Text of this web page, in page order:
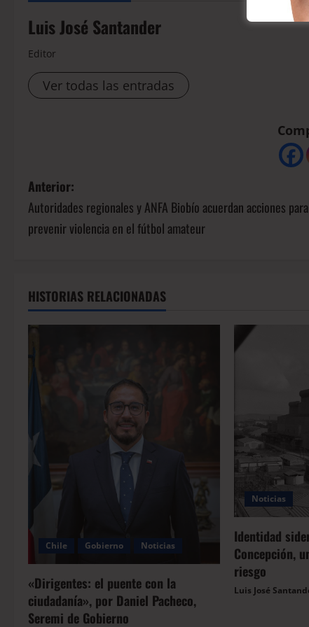
Luis José Santander
Editor
Ver todas las entradas
Anterior:
Autoridades regionales y ANFA Biobío acuerdan acciones para
prevenir violencia en el fútbol amateur
HISTORIAS RELACIONADAS
Chile Gobierno Noticias
«Dirigentes: el puente con la
ciudadanía», por Daniel Pacheco,
Seremi de Gobierno
Noticias
Identidad
Concepción,
riesgo
Luis José